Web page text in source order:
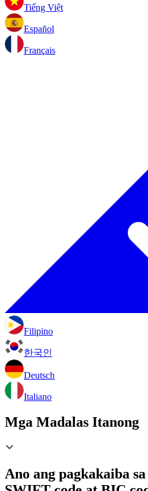
Tiếng Việt
Español
Français
Filipino
한국인
Deutsch
Italiano
Mga Madalas Itanong
Ano ang pagkakaiba